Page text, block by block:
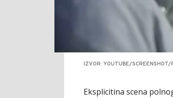
IZVOR: YOUTUBE/SCREENSHOT/
Eksplicitina scena